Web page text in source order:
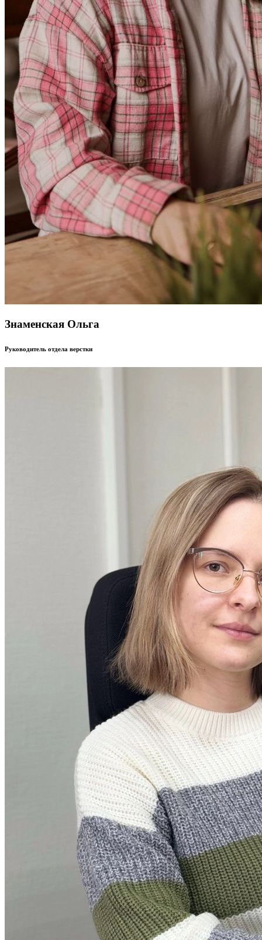
Знаменская Ольга
Руководитель отдела верстки